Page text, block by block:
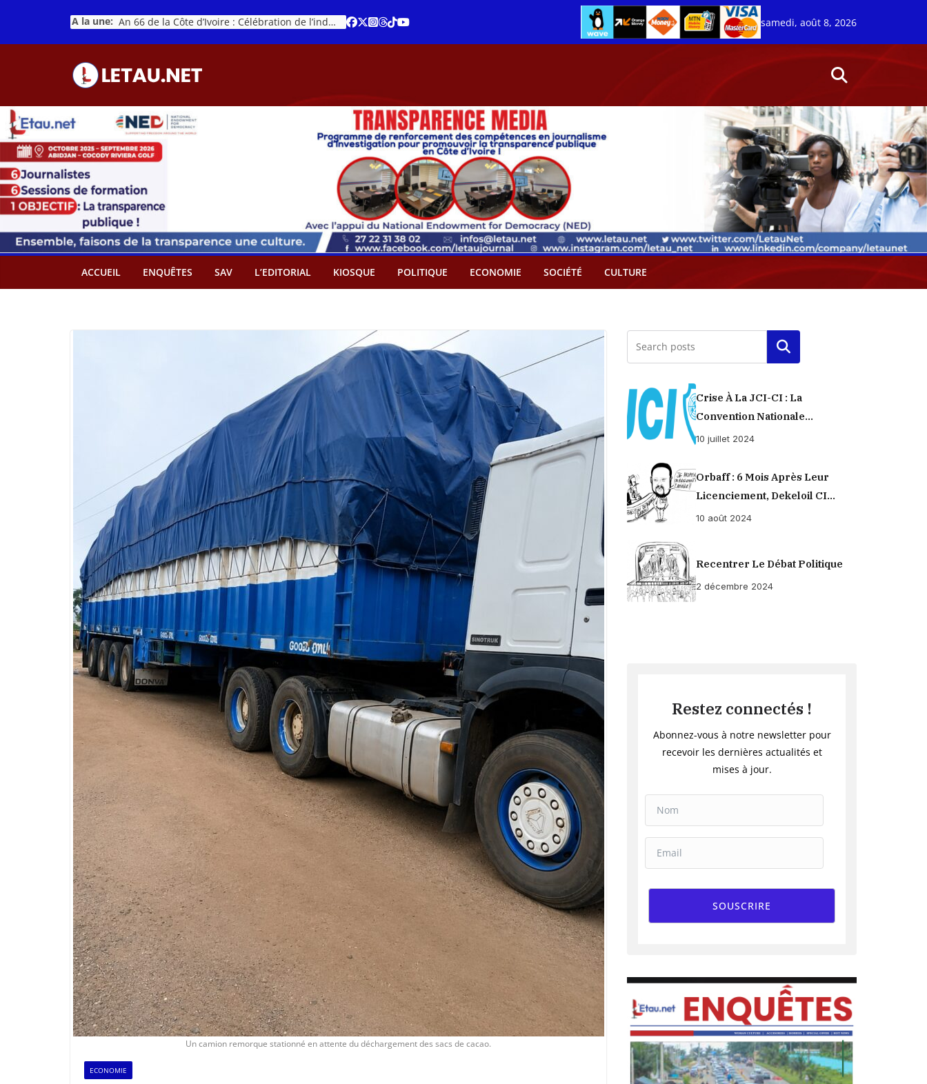
contenu
A la une: Cacao – Prix minimum garanti : Des producteurs demande son abandon samedi, août 8, 2026
ACCUEIL ENQUÊTES SAV L’EDITORIAL KIOSQUE POLITIQUE ECONOMIE SOCIÉTÉ CULTURE
Un camion remorque stationné en attente du déchargement des sacs de cacao.
ECONOMIE
Rechercher
Crise À La JCI-CI : La
Convention Nationale
Provisoirement Suspendue
10 juillet 2024
Orbaff : 6 Mois Après Leur
Licenciement, Dekeloil CI
Propose À Ses Ex-Ouvriers Un
10 août 2024
Recentrer Le Débat Politique
2 décembre 2024
Restez connectés !
Abonnez-vous à notre newsletter pour
recevoir les dernières actualités et
mises à jour.
SOUSCRIRE